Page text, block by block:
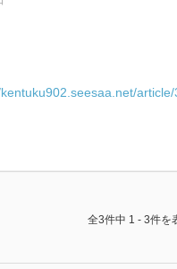
疑者であろうとも、据膳を
全3件中 1 - 3件を